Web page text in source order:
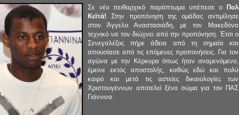
Σε νέο πειθαρχικό παράπτωμα υπέπεσε ο
Πολ
Κεϊτά! Στην προπόνηση της ομάδας αντιμίλησε
στον Άγγελο Αναστασιάδη, με τον Μακεδόνα
τεχνικό να τον διώχνει από την προπόνηση. Έτσι ο
Σενεγαλέζος πήρε άδεια από τη σημαία και
απουσίασε από τις επόμενες προπονήσεις. Για τον
αγώνα με την Κέρκυρα όπως ήταν αναμενόμενο,
έμεινε εκτός αποστολής, καθώς εδώ και πολύ
καιρό και μετά τις αστείες δικαιολογίες των
Χριστουγέννων αποτελεί ξένο σώμα για τον ΠΑΣ
Γιάννινα.